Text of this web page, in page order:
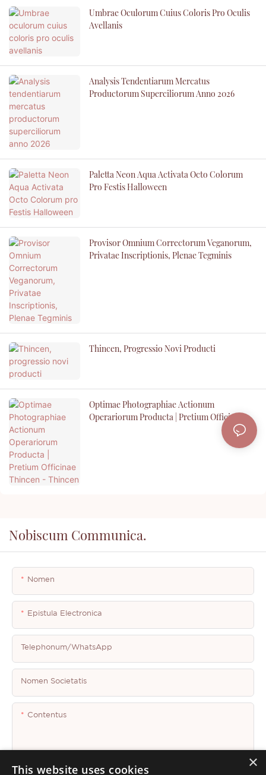
Umbrae Oculorum Cuius Coloris Pro Oculis
Avellanis
Analysis Tendentiarum Mercatus
Productorum Superciliorum Anno 2026
Paletta Neon Aqua Activata Octo Colorum
Pro Festis Halloween
Provisor Omnium Correctorum Veganorum,
Privatae Inscriptionis, Plenae Tegminis
Thincen, Progressio Novi Producti
Optimae Photographiae Actionum
Operariorum Producta | Pretium Officinae
Nobiscum Communica.
Nomen
Epistula Electronica
Telephonum/WhatsApp
Nomen Societatis
Contentus
×
This website uses cookies